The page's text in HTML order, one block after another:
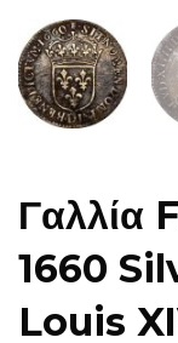
Γαλλία
1660
Louis